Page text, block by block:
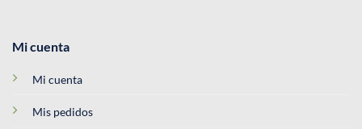
Mi cuenta
Mi cuenta
Mis pedidos